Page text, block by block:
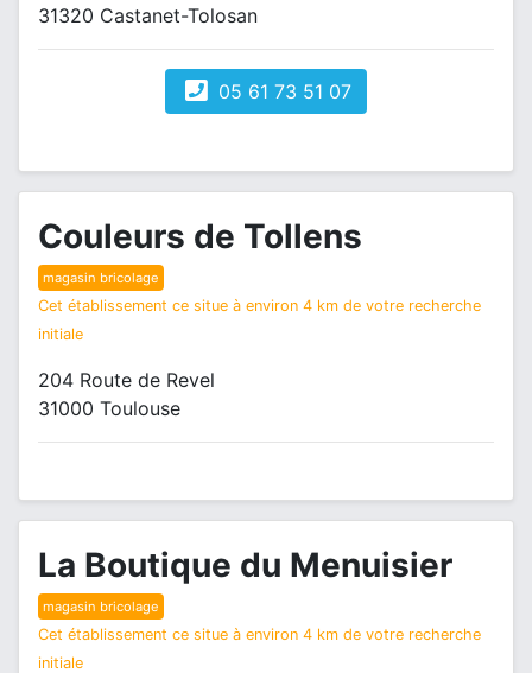
31320 Castanet-Tolosan
05 61 73 51 07
Couleurs de Tollens
magasin bricolage
Cet établissement ce situe à environ 4 km de votre recherche
initiale
204 Route de Revel
31000 Toulouse
La Boutique du Menuisier
magasin bricolage
Cet établissement ce situe à environ 4 km de votre recherche
initiale